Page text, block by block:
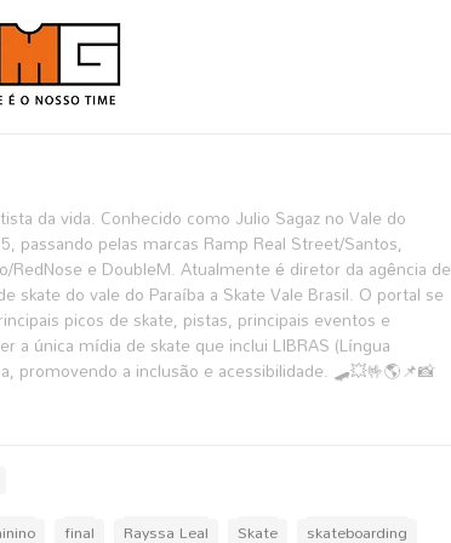
da vida. Conhecido como Julio Sagaz no Vale do
passando pelas marcas Ramp Real Street/Santos,
RedNose e DoubleM. Atualmente é diretor da agência de
skate do vale do Paraíba a Skate Vale Brasil. O portal se
picos de skate, pistas, principais eventos e
a única mídia de skate que inclui LIBRAS (Língua
promovendo a inclusão e acessibilidade. 🛹💥🤟🌎📌📸
final Rayssa Leal Skate skateboarding